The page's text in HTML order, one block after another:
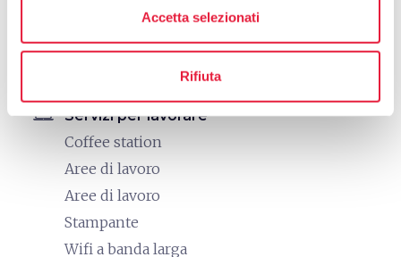
Accetta selezionati
Rifiuta
Sauna
laptop_mac Servizi per lavorare
Coffee station
Aree di lavoro
Aree di lavoro
Stampante
Wifi a banda larga